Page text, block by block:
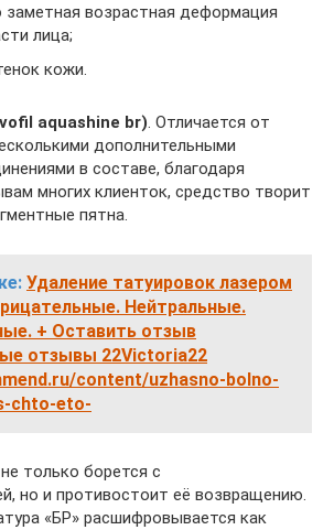
заметная возрастная деформация
лица;
кожи.
aquashine br). Отличается от
дополнительными
в составе, благодаря
многих клиенток, средство творит
пятна.
Удаление татуировок лазером
Нейтральные.
+ Оставить отзыв
отзывы 22Victoria22
content/uzhasno-bolno-
chto-eto-
только борется с
но и противостоит её возвращению.
«БР» расшифровывается как